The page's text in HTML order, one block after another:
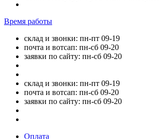
Время работы
склад и звонки: пн-пт 09-19
почта и вотсап: пн-сб 09-20
заявки по сайту: пн-сб 09-20
склад и звонки: пн-пт 09-19
почта и вотсап: пн-сб 09-20
заявки по сайту: пн-сб 09-20
Оплата